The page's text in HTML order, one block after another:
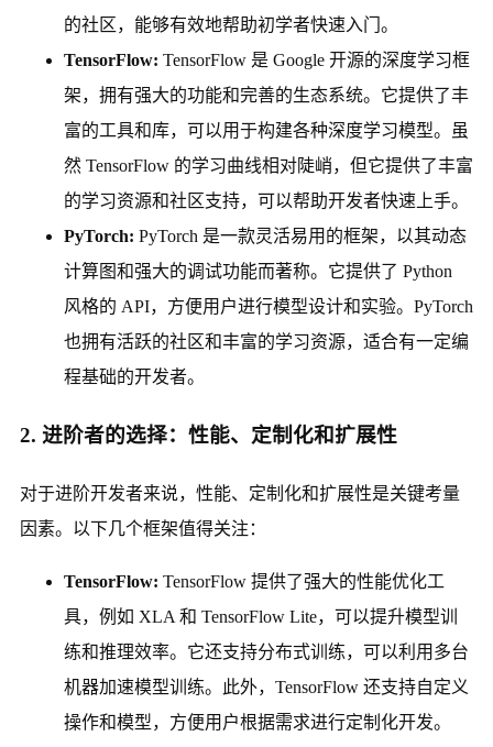
的社区，能够有效地帮助初学者快速入门。
TensorFlow: TensorFlow 是 Google 开源的深度学习框
架，拥有强大的功能和完善的生态系统。它提供了丰
富的工具和库，可以用于构建各种深度学习模型。虽
然 TensorFlow 的学习曲线相对陡峭，但它提供了丰富
的学习资源和社区支持，可以帮助开发者快速上手。
PyTorch: PyTorch 是一款灵活易用的框架，以其动态
计算图和强大的调试功能而著称。它提供了 Python
风格的 API，方便用户进行模型设计和实验。PyTorch
也拥有活跃的社区和丰富的学习资源，适合有一定编
程基础的开发者。
2. 进阶者的选择：性能、定制化和扩展性
对于进阶开发者来说，性能、定制化和扩展性是关键考量
因素。以下几个框架值得关注：
TensorFlow: TensorFlow 提供了强大的性能优化工
具，例如 XLA 和 TensorFlow Lite，可以提升模型训
练和推理效率。它还支持分布式训练，可以利用多台
机器加速模型训练。此外，TensorFlow 还支持自定义
操作和模型，方便用户根据需求进行定制化开发。